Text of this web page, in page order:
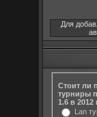
Для
Стоит ли
турниры
1.6 в 2012
Lan